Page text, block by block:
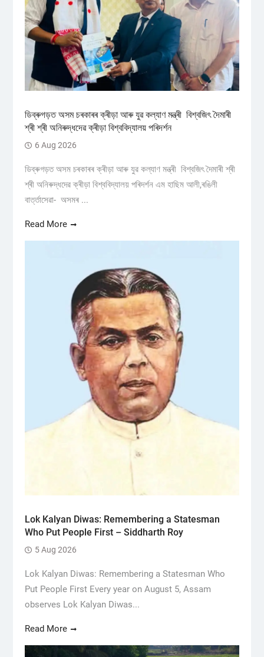
ডিব্ৰুগড়ত অসম চৰকাৰৰ ক্ৰীড়া আৰু যুৱ কল্যাণ মন্ত্ৰী বিশ্বজিৎ দৈমাৰী
শ্ৰী শ্ৰী অনিৰুদ্ধদেৱ ক্ৰীড়া বিশ্ববিদ্যালয় পৰিদৰ্শন
6 Aug 2026
ডিব্ৰুগড়ত অসম চৰকাৰৰ ক্ৰীড়া আৰু যুৱ কল্যাণ মন্ত্ৰী বিশ্বজিৎ দৈমাৰী শ্ৰী
শ্ৰী অনিৰুদ্ধদেৱ ক্ৰীড়া বিশ্ববিদ্যালয় পৰিদৰ্শন এম হাছিম আলী,ৰঙিলী
বাৰ্ত্তাসেৱা- অসমৰ ...
Read More
Lok Kalyan Diwas: Remembering a Statesman
Who Put People First – Siddharth Roy
5 Aug 2026
Lok Kalyan Diwas: Remembering a Statesman Who
Put People First Every year on August 5, Assam
observes Lok Kalyan Diwas...
Read More